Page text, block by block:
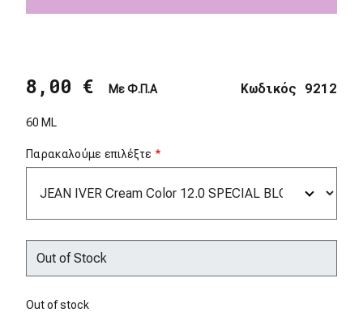
8,00 € Με Φ.Π.Α Κωδικός 9212
60 ML
Παρακαλούμε επιλέξτε
Out of stock